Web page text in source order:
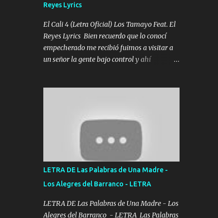
Tomense un buen trago Y así es como
empezamos los versos que voy cantando
(Music) A vido alta y bajas La carreta se
atora Pero nunca le aflojamos Ya me han
pasado cosas Y aunque ustedes no sepan
es...
Reyes Lyrics
El Cali 4 (Letra Oficial) Los Tamayo Feat. El
Reyes Lyrics Bien recuerdo que lo conocí
empecherado me recibió fuimos a visitar a
un señor la gente bajo control y ahí
reglas no secuestr0 no r0bar De La C giró la
orden nos comanda el doble P bien firmes
con Alto PRIETO y la camisa es color Verde y
peleam0s la Bandera por todita a la ciudad
con los drones patrullando la Frontera De
blancas ya hace falta mi APA FLACO verde
se le extraña pa que sepan Aquí Pura GENTE
DE LA RANA 🐸 POR CLAVE ES EL CALI 4
LETRA DE Las Palabras de Una Madre -
Los Alegres del Barranco - LETRA
LETRA DE Las Palabras de Una Madre - Los
Alegres del Barranco - LETRA Las Palabras